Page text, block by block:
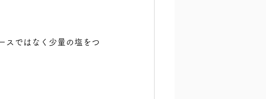
スではなく少量の塩をつ